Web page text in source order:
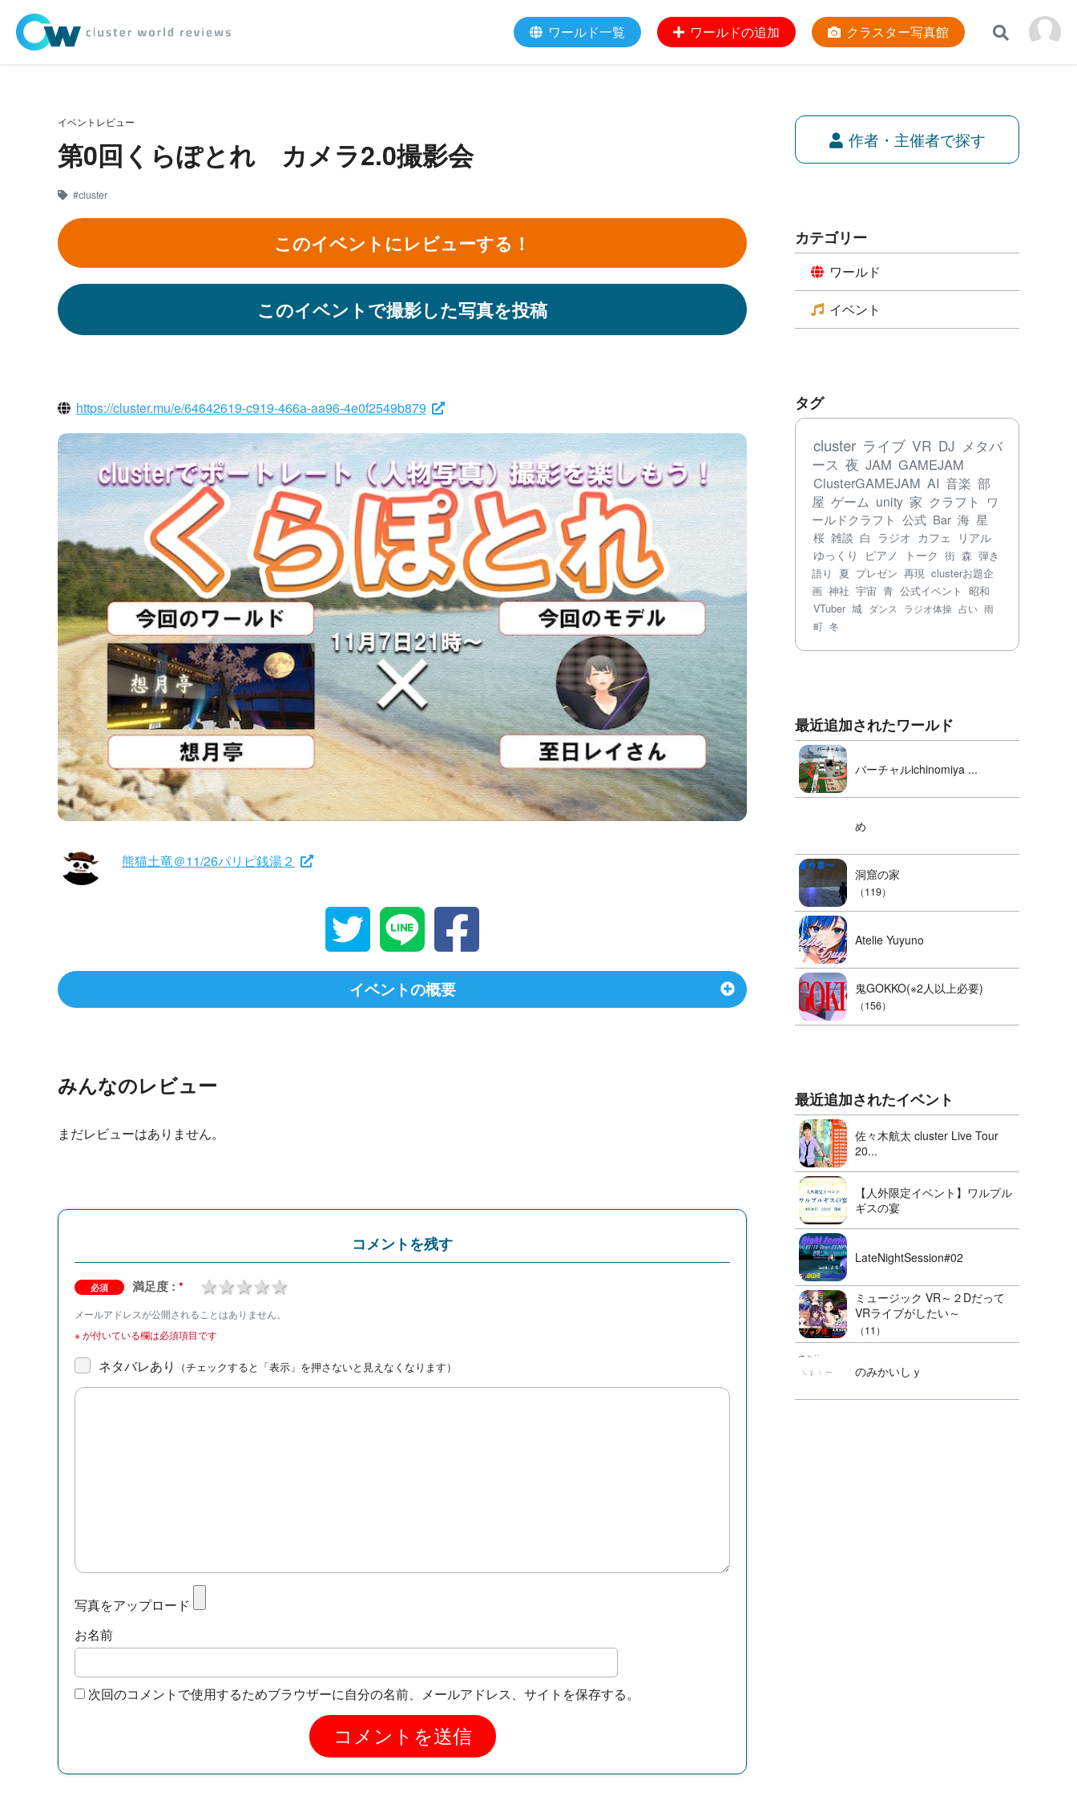
ワールド一覧 ワールドの追加 クラスター写真館
イベントレビュー
第0回くらぽとれ カメラ2.0撮影会
#cluster
このイベントにレビューする！
このイベントで撮影した写真を投稿
https://cluster.mu/e/64642619-c919-466a-aa96-4e0f2549b879
熊猫土竜＠11/26パリピ銭湯２
イベントの概要
みんなのレビュー
まだレビューはありません。
コメントを残す
必須 満足度 : * 4 stars
3 stars
2 stars
1 star
メールアドレスが公開されることはありません。
※が付いている欄は必須項目です
ネタバレあり （チェックすると「表示」を押さないと見えなくなります）
写真をアップロード
お名前
次回のコメントで使用するためブラウザーに自分の名前、メールアドレス、サイトを保存する。
作者・主催者で探す
カテゴリー
ワールド
イベント
タグ
cluster ライブ VR DJ メタバ
ース 夜 JAM GAMEJAM
ClusterGAMEJAM AI 音楽 部
屋 ゲーム unity 家 クラフト
ワ
ールドクラフト 公式 Bar 海 星
桜 雑談 白 ラジオ カフェ
リアル
ゆっくり
ピアノ トーク 街 森 弾き
語り
夏 プレゼン 再現 clusterお題企
画 神社 宇宙 青 公式イベント 昭和
VTuber 城 ダンス ラジオ体操 占い 雨
町 冬
最近追加されたワールド
バーチャルichinomiya ...
め
洞窟の家
（119）
Atelie Yuyuno
鬼GOKKO(※2人以上必要)
（156）
最近追加されたイベント
佐々木航太 cluster Live Tour
20...
【人外限定イベント】ワルプル
ギスの宴
LateNightSession#02
ミュージック VR～２Dだって
VRライブがしたい～
（11）
のみかいしｙ